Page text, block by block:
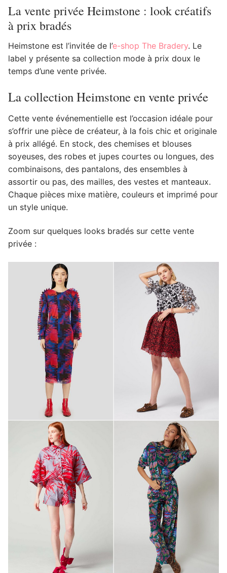
La vente privée Heimstone : look créatifs
à prix bradés
Heimstone est l’invitée de l’e-shop The Bradery. Le
label y présente sa collection mode à prix doux le
temps d’une vente privée.
La collection Heimstone en vente privée
Cette vente événementielle est l’occasion idéale pour
s’offrir une pièce de créateur, à la fois chic et originale
à prix allégé. En stock, des chemises et blouses
soyeuses, des robes et jupes courtes ou longues, des
combinaisons, des pantalons, des ensembles à
assortir ou pas, des mailles, des vestes et manteaux.
Chaque pièces mixe matière, couleurs et imprimé pour
un style unique.
Zoom sur quelques looks bradés sur cette vente
privée :